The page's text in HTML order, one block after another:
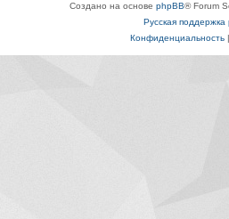
Создано на основе phpBB® Forum
Русская поддержка
Конфиденциальность|